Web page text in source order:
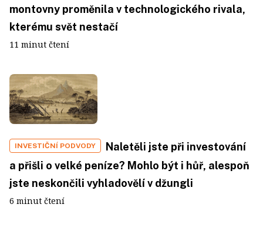
montovny proměnila v technologického rivala,
kterému svět nestačí
11 minut čtení
INVESTIČNÍ PODVODY
Naletěli jste při investování
a přišli o velké peníze? Mohlo být i hůř, alespoň
jste neskončili vyhladovělí v džungli
6 minut čtení